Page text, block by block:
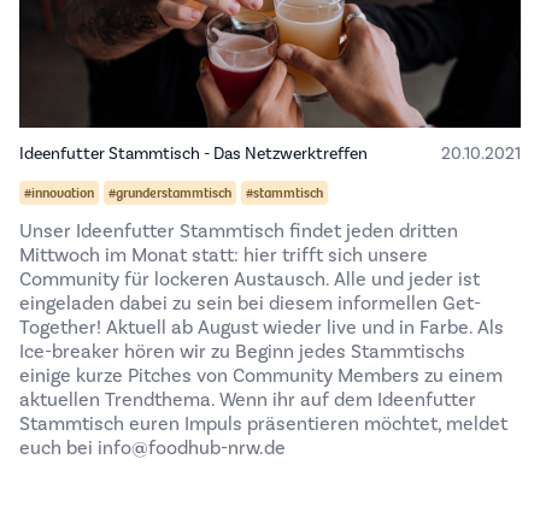
Ideenfutter Stammtisch - Das Netzwerktreffen 20.10.2021
#innovation #grunderstammtisch #stammtisch
Unser Ideenfutter Stammtisch findet jeden dritten
Mittwoch im Monat statt: hier trifft sich unsere
Community für lockeren Austausch. Alle und jeder ist
eingeladen dabei zu sein bei diesem informellen Get-
Together! Aktuell ab August wieder live und in Farbe. Als
Ice-breaker hören wir zu Beginn jedes Stammtischs
einige kurze Pitches von Community Members zu einem
aktuellen Trendthema. Wenn ihr auf dem Ideenfutter
Stammtisch euren Impuls präsentieren möchtet, meldet
euch bei info@foodhub-nrw.de